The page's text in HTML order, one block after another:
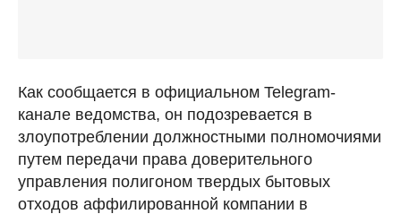
Как сообщается в официальном Telegram-
канале ведомства, он подозревается в
злоупотреблении должностными полномочиями
путем передачи права доверительного
управления полигоном твердых бытовых
отходов аффилированной компании в